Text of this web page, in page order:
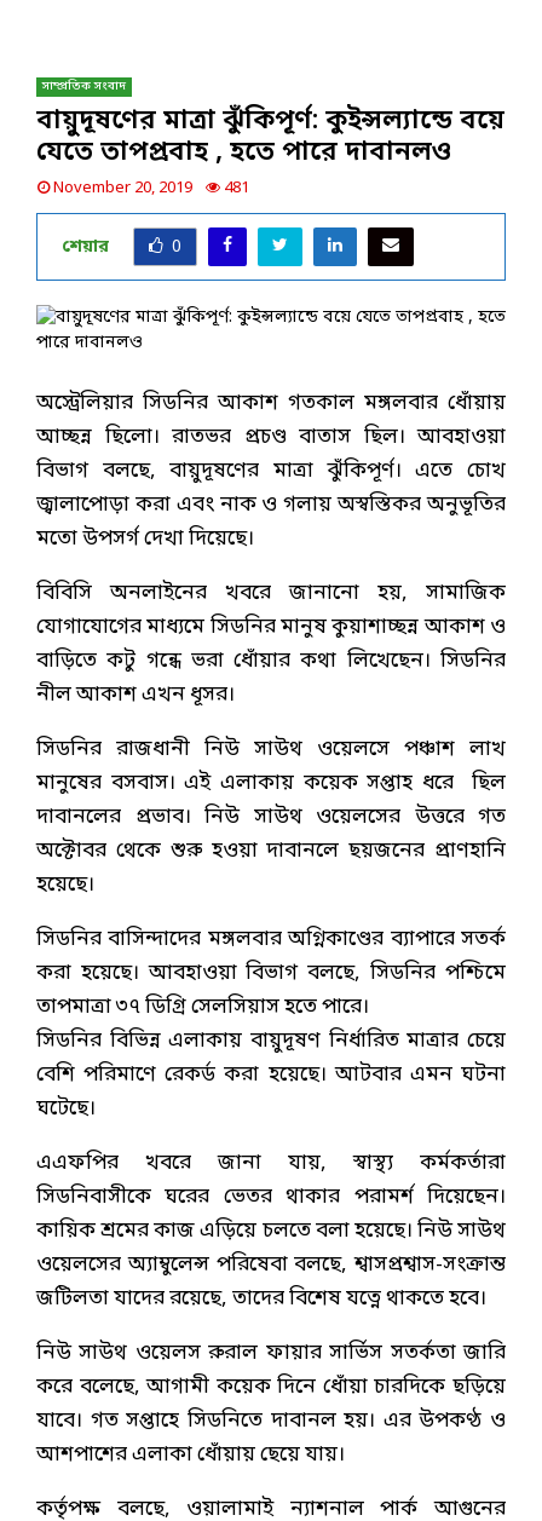
সাম্প্রতিক সংবাদ
বায়ুদূষণের মাত্রা ঝুঁকিপূর্ণ: কুইন্সল্যান্ডে বয়ে
যেতে তাপপ্রবাহ , হতে পারে দাবানলও
November 20, 2019 481
শেয়ার 0
অস্ট্রেলিয়ার সিডনির আকাশ গতকাল মঙ্গলবার ধোঁয়ায়
আচ্ছন্ন ছিলো। রাতভর প্রচণ্ড বাতাস ছিল। আবহাওয়া
বিভাগ বলছে, বায়ুদূষণের মাত্রা ঝুঁকিপূর্ণ। এতে চোখ
জ্বালাপোড়া করা এবং নাক ও গলায় অস্বস্তিকর অনুভূতির
মতো উপসর্গ দেখা দিয়েছে।
বিবিসি অনলাইনের খবরে জানানো হয়, সামাজিক
যোগাযোগের মাধ্যমে সিডনির মানুষ কুয়াশাচ্ছন্ন আকাশ ও
বাড়িতে কটু গন্ধে ভরা ধোঁয়ার কথা লিখেছেন। সিডনির
নীল আকাশ এখন ধূসর।
সিডনির রাজধানী নিউ সাউথ ওয়েলসে পঞ্চাশ লাখ
মানুষের বসবাস। এই এলাকায় কয়েক সপ্তাহ ধরে ছিল
দাবানলের প্রভাব। নিউ সাউথ ওয়েলসের উত্তরে গত
অক্টোবর থেকে শুরু হওয়া দাবানলে ছয়জনের প্রাণহানি
হয়েছে।
সিডনির বাসিন্দাদের মঙ্গলবার অগ্নিকাণ্ডের ব্যাপারে সতর্ক
করা হয়েছে। আবহাওয়া বিভাগ বলছে, সিডনির পশ্চিমে
তাপমাত্রা ৩৭ ডিগ্রি সেলসিয়াস হতে পারে।
সিডনির বিভিন্ন এলাকায় বায়ুদূষণ নির্ধারিত মাত্রার চেয়ে
বেশি পরিমাণে রেকর্ড করা হয়েছে। আটবার এমন ঘটনা
ঘটেছে।
এএফপির খবরে জানা যায়, স্বাস্থ্য কর্মকর্তারা
সিডনিবাসীকে ঘরের ভেতর থাকার পরামর্শ দিয়েছেন।
কায়িক শ্রমের কাজ এড়িয়ে চলতে বলা হয়েছে। নিউ সাউথ
ওয়েলসের অ্যাম্বুলেন্স পরিষেবা বলছে, শ্বাসপ্রশ্বাস-সংক্রান্ত
জটিলতা যাদের রয়েছে, তাদের বিশেষ যত্নে থাকতে হবে।
নিউ সাউথ ওয়েলস রুরাল ফায়ার সার্ভিস সতর্কতা জারি
করে বলেছে, আগামী কয়েক দিনে ধোঁয়া চারদিকে ছড়িয়ে
যাবে। গত সপ্তাহে সিডনিতে দাবানল হয়। এর উপকণ্ঠ ও
আশপাশের এলাকা ধোঁয়ায় ছেয়ে যায়।
কর্তৃপক্ষ বলছে, ওয়ালামাই ন্যাশনাল পার্ক আগুনের